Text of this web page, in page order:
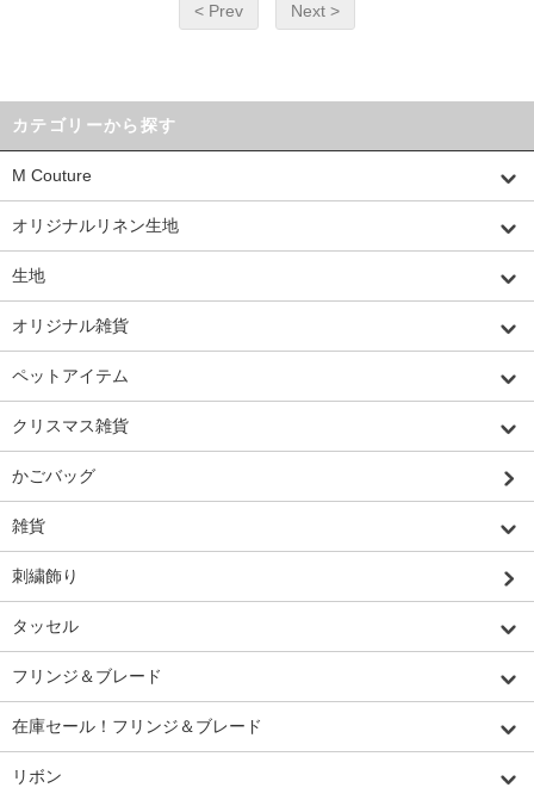
< Prev Next >
カテゴリーから探す
M Couture
オリジナルリネン生地
生地
オリジナル雑貨
ペットアイテム
クリスマス雑貨
かごバッグ
雑貨
刺繍飾り
タッセル
フリンジ＆ブレード
在庫セール！フリンジ＆ブレード
リボン